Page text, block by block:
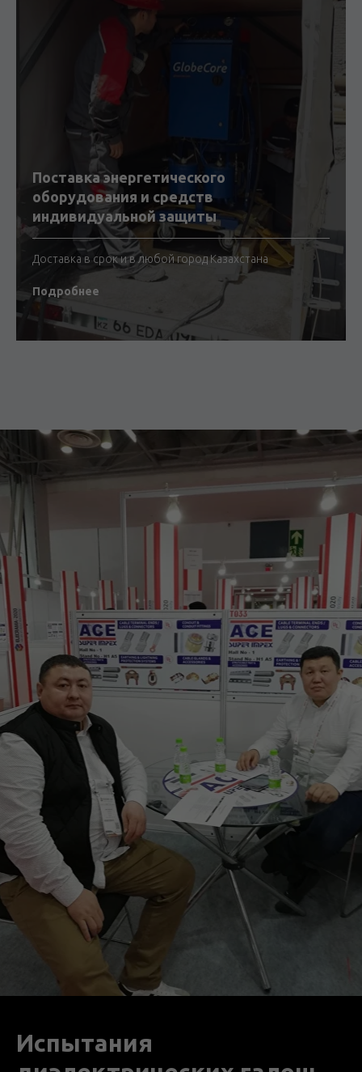
Поставка энергетического
оборудования и средств
индивидуальной защиты
Доставка в срок и в любой город Казахстана
Подробнее
Испытания